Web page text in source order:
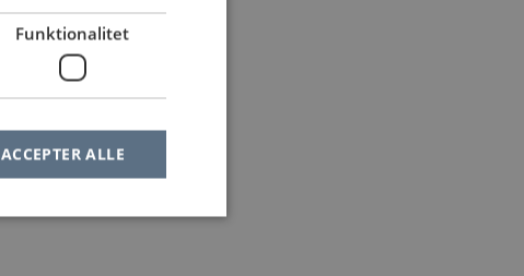
Funktionalitet
ACCEPTER ALLE